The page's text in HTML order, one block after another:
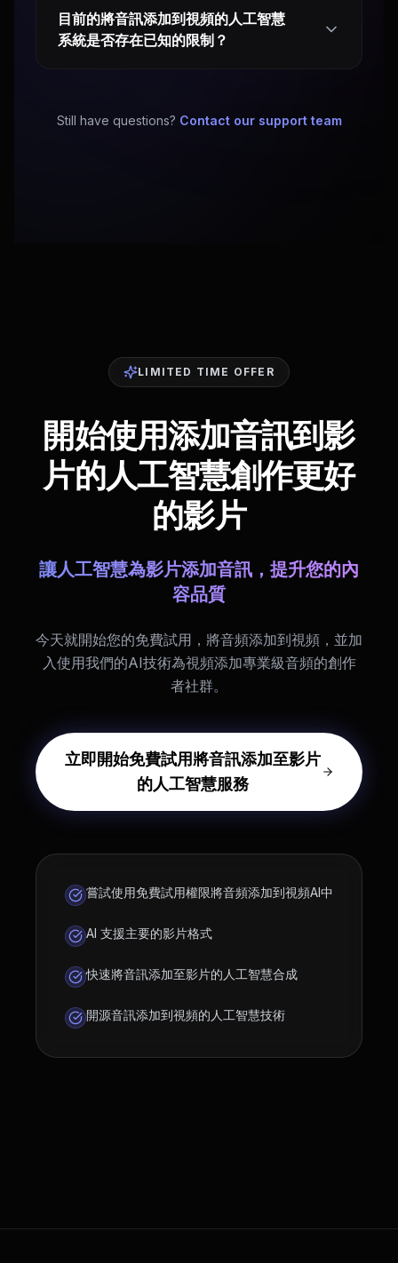
目前的將音訊添加到視頻的人工智慧
系統是否存在已知的限制？
Still have questions? Contact our support team
LIMITED TIME OFFER
開始使用添加音訊到影
片的人工智慧創作更好
的影片
讓人工智慧為影片添加音訊，提升您的內
容品質
今天就開始您的免費試用，將音頻添加到視頻，並加
入使用我們的AI技術為視頻添加專業級音頻的創作
者社群。
立即開始免費試用將音訊添加至影片
的人工智慧服務
嘗試使用免費試用權限將音頻添加到視頻AI中
AI 支援主要的影片格式
快速將音訊添加至影片的人工智慧合成
開源音訊添加到視頻的人工智慧技術